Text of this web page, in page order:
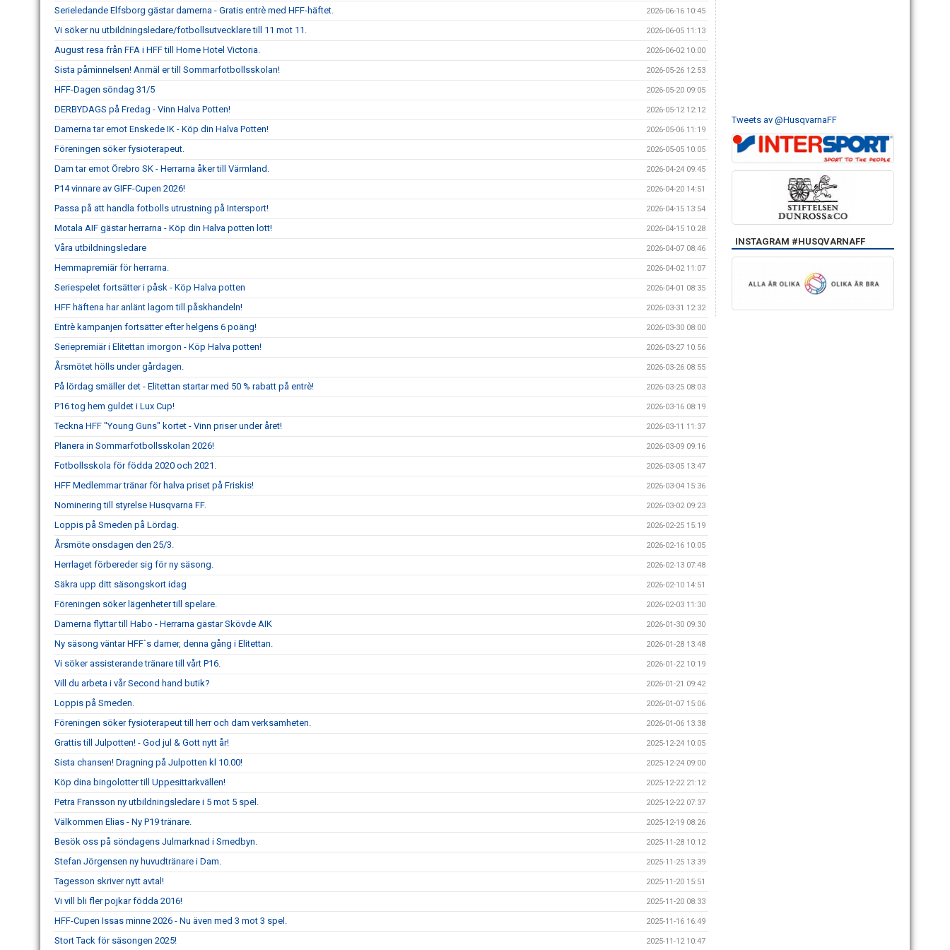
Serieledande Elfsborg gästar damerna - Gratis entrè med HFF-häftet. 2026-06-16 10:45
Vi söker nu utbildningsledare/fotbollsutvecklare till 11 mot 11. 2026-06-05 11:13
August resa från FFA i HFF till Home Hotel Victoria. 2026-06-02 10:00
Sista påminnelsen! Anmäl er till Sommarfotbollsskolan! 2026-05-26 12:53
HFF-Dagen söndag 31/5 2026-05-20 09:05
DERBYDAGS på Fredag - Vinn Halva Potten! 2026-05-12 12:12
Damerna tar emot Enskede IK - Köp din Halva Potten! 2026-05-06 11:19
Föreningen söker fysioterapeut. 2026-05-05 10:05
Dam tar emot Örebro SK - Herrarna åker till Värmland. 2026-04-24 09:45
P14 vinnare av GIFF-Cupen 2026! 2026-04-20 14:51
Passa på att handla fotbolls utrustning på Intersport! 2026-04-15 13:54
Motala AIF gästar herrarna - Köp din Halva potten lott! 2026-04-15 10:28
Våra utbildningsledare 2026-04-07 08:46
Hemmapremiär för herrarna. 2026-04-02 11:07
Seriespelet fortsätter i påsk - Köp Halva potten 2026-04-01 08:35
HFF häftena har anlänt lagom till påskhandeln! 2026-03-31 12:32
Entrè kampanjen fortsätter efter helgens 6 poäng! 2026-03-30 08:00
Seriepremiär i Elitettan imorgon - Köp Halva potten! 2026-03-27 10:56
Årsmötet hölls under gårdagen. 2026-03-26 08:55
På lördag smäller det - Elitettan startar med 50 % rabatt på entrè! 2026-03-25 08:03
P16 tog hem guldet i Lux Cup! 2026-03-16 08:19
Teckna HFF "Young Guns" kortet - Vinn priser under året! 2026-03-11 11:37
Planera in Sommarfotbollsskolan 2026! 2026-03-09 09:16
Fotbollsskola för födda 2020 och 2021. 2026-03-05 13:47
HFF Medlemmar tränar för halva priset på Friskis! 2026-03-04 15:36
Nominering till styrelse Husqvarna FF. 2026-03-02 09:23
Loppis på Smeden på Lördag. 2026-02-25 15:19
Årsmöte onsdagen den 25/3. 2026-02-16 10:05
Herrlaget förbereder sig för ny säsong. 2026-02-13 07:48
Säkra upp ditt säsongskort idag 2026-02-10 14:51
Föreningen söker lägenheter till spelare. 2026-02-03 11:30
Damerna flyttar till Habo - Herrarna gästar Skövde AIK 2026-01-30 09:30
Ny säsong väntar HFF`s damer, denna gång i Elitettan. 2026-01-28 13:48
Vi söker assisterande tränare till vårt P16. 2026-01-22 10:19
Vill du arbeta i vår Second hand butik? 2026-01-21 09:42
Loppis på Smeden. 2026-01-07 15:06
Föreningen söker fysioterapeut till herr och dam verksamheten. 2026-01-06 13:38
Grattis till Julpotten! - God jul & Gott nytt år! 2025-12-24 10:05
Sista chansen! Dragning på Julpotten kl 10.00! 2025-12-24 09:00
Köp dina bingolotter till Uppesittarkvällen! 2025-12-22 21:12
Petra Fransson ny utbildningsledare i 5 mot 5 spel. 2025-12-22 07:37
Välkommen Elias - Ny P19 tränare. 2025-12-19 08:26
Besök oss på söndagens Julmarknad i Smedbyn. 2025-11-28 10:12
Stefan Jörgensen ny huvudtränare i Dam. 2025-11-25 13:39
Tagesson skriver nytt avtal! 2025-11-20 15:51
Vi vill bli fler pojkar födda 2016! 2025-11-20 08:33
HFF-Cupen Issas minne 2026 - Nu även med 3 mot 3 spel. 2025-11-16 16:49
Stort Tack för säsongen 2025! 2025-11-12 10:47
Tweets av @HusqvarnaFF
INSTAGRAM #HUSQVARNAFF